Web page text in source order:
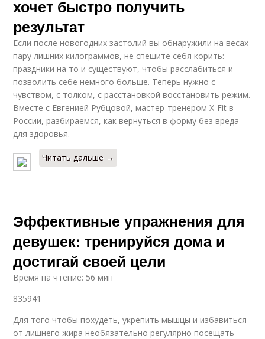
хочет быстро получить
результат
Если после новогодних застолий вы обнаружили на весах
пару лишних килограммов, не спешите себя корить:
праздники на то и существуют, чтобы расслабиться и
позволить себе немного больше. Теперь нужно с
чувством, с толком, с расстановкой восстановить режим.
Вместе с Евгенией Рубцовой, мастер-тренером X-Fit в
России, разбираемся, как вернуться в форму без вреда
для здоровья.
Читать дальше →
Эффективные упражнения для
девушек: тренируйся дома и
достигай своей цели
Время на чтение: 56 мин
835941
Для того чтобы похудеть, укрепить мышцы и избавиться
от лишнего жира необязательно регулярно посещать